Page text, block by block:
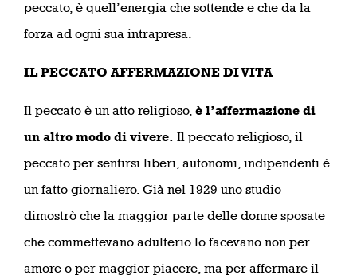
peccato, è quell’energia che sottende e che da la
forza ad ogni sua intrapresa.
IL PECCATO AFFERMAZIONE DI VITA
Il peccato è un atto religioso, è l’affermazione di
un altro modo di vivere. Il peccato religioso, il
peccato per sentirsi liberi, autonomi, indipendenti è
un fatto giornaliero. Già nel 1929 uno studio
dimostrò che la maggior parte delle donne sposate
che commettevano adulterio lo facevano non per
amore o per maggior piacere, ma per affermare il